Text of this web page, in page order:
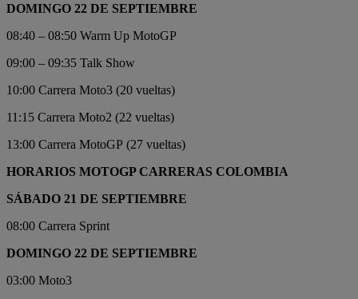
DOMINGO 22 DE SEPTIEMBRE
08:40 – 08:50 Warm Up MotoGP
09:00 – 09:35 Talk Show
10:00 Carrera Moto3 (20 vueltas)
11:15 Carrera Moto2 (22 vueltas)
13:00 Carrera MotoGP (27 vueltas)
HORARIOS MOTOGP CARRERAS COLOMBIA
SÁBADO 21 DE SEPTIEMBRE
08:00 Carrera Sprint
DOMINGO 22 DE SEPTIEMBRE
03:00 Moto3